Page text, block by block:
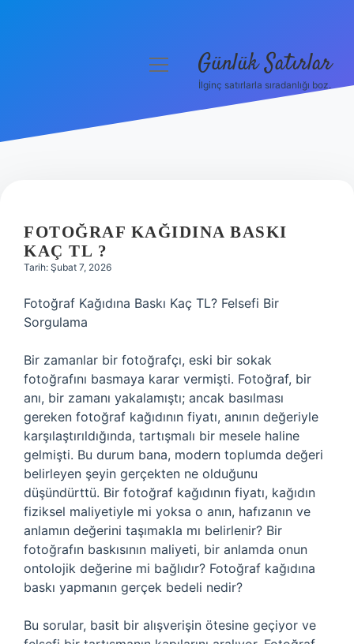
Hakkımızda
menüyü Günlük Satırlar
İlginç satırlarla sıradanlığı boz.
FOTOĞRAF KAĞIDINA BASKI
KAÇ TL ?
Tarih: Şubat 7, 2026
Fotoğraf Kağıdına Baskı Kaç TL? Felsefi Bir
Sorgulama
Bir zamanlar bir fotoğrafçı, eski bir sokak
fotoğrafını basmaya karar vermişti. Fotoğraf, bir
anı, bir zamanı yakalamıştı; ancak basılması
gereken fotoğraf kağıdının fiyatı, anının değeriyle
karşılaştırıldığında, tartışmalı bir mesele haline
gelmişti. Bu durum bana, modern toplumda değeri
belirleyen şeyin gerçekten ne olduğunu
düşündürttü. Bir fotoğraf kağıdının fiyatı, kağıdın
fiziksel maliyetiyle mi yoksa o anın, hafızanın ve
anlamın değerini taşımakla mı belirlenir? Bir
fotoğrafın baskısının maliyeti, bir anlamda onun
ontolojik değerine mi bağlıdır? Fotoğraf kağıdına
baskı yapmanın gerçek bedeli nedir?
Bu sorular, basit bir alışverişin ötesine geçiyor ve